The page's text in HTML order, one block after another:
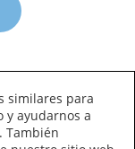
similares para
ayudarnos a
También